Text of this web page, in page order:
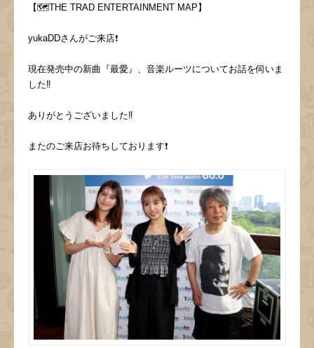
【🗺️THE TRAD ENTERTAINMENT MAP】
yukaDDさんがご来店❗️
現在発売中の新曲『最愛』、音楽ルーツについてお話を伺いま
した‼️
ありがとうございました‼️
またのご来店お待ちしております❗️